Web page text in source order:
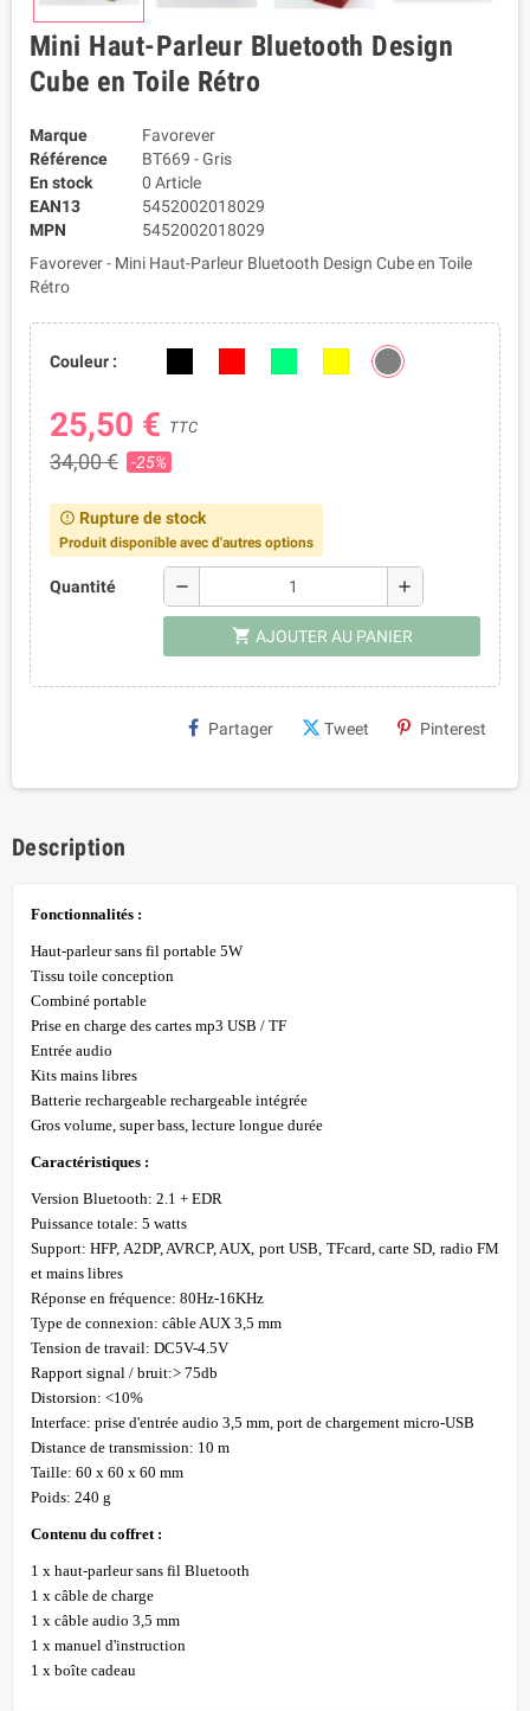
Mini Haut-Parleur Bluetooth Design
Cube en Toile Rétro
Marque
Favorever
Référence
BT669 - Gris
En stock
0 Article
EAN13
5452002018029
MPN
5452002018029
Favorever - Mini Haut-Parleur Bluetooth Design Cube en Toile
Rétro
Couleur :
25,50 € TTC
34,00 € -25%
error_outline Rupture de stock
Produit disponible avec d'autres options
Quantité remove add
shopping_cart AJOUTER AU PANIER
Partager Tweet Pinterest
Description
Fonctionnalités :
Haut-parleur sans fil portable 5W
Tissu toile conception
Combiné portable
Prise en charge des cartes mp3 USB / TF
Entrée audio
Kits mains libres
Batterie rechargeable rechargeable intégrée
Gros volume, super bass, lecture longue durée
Caractéristiques :
Version Bluetooth: 2.1 + EDR
Puissance totale: 5 watts
Support: HFP, A2DP, AVRCP, AUX, port USB, TFcard, carte SD, radio FM
et mains libres
Réponse en fréquence: 80Hz-16KHz
Type de connexion: câble AUX 3,5 mm
Tension de travail: DC5V-4.5V
Rapport signal / bruit:> 75db
Distorsion: <10%
Interface: prise d'entrée audio 3,5 mm, port de chargement micro-USB
Distance de transmission: 10 m
Taille: 60 x 60 x 60 mm
Poids: 240 g
Contenu du coffret :
1 x haut-parleur sans fil Bluetooth
1 x câble de charge
1 x câble audio 3,5 mm
1 x manuel d'instruction
1 x boîte cadeau